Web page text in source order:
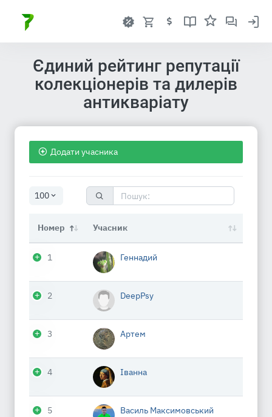
Єдиний рейтинг репутації
колекціонерів та дилерів
антикваріату
Додати учасника
100
Номер Учасник
1 Геннадий
2 DeepPsy
3 Артем
4 Іванна
5 Василь Максимовський